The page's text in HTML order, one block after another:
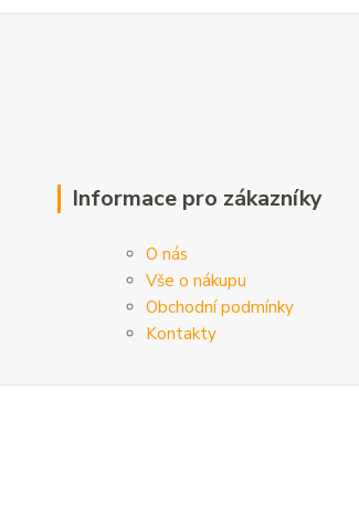
Informace pro zákazníky
O nás
Vše o nákupu
Obchodní podmínky
Kontakty